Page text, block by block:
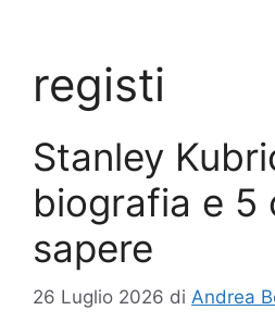
registi
Stanley
biografia e 5
sapere
26 Luglio 2026 di Andrea